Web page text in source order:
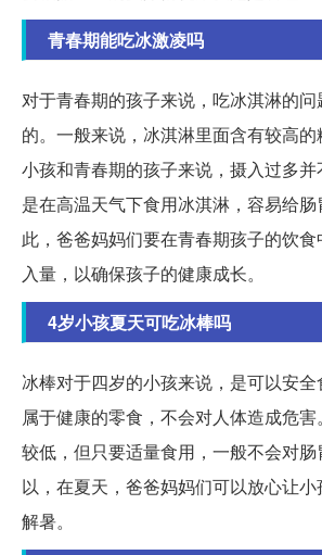
青春期能吃冰激凌吗
对于青春期的孩子来说，吃冰淇淋的
的。一般来说，冰淇淋里面含有较高
小孩和青春期的孩子来说，摄入过多
是在高温天气下食用冰淇淋，容易给
此，爸爸妈妈们要在青春期孩子的饮
入量，以确保孩子的健康成长。
4岁小孩夏天可吃冰棒吗
冰棒对于四岁的小孩来说，是可以安
属于健康的零食，不会对人体造成危
较低，但只要适量食用，一般不会对
以，在夏天，爸爸妈妈们可以放心让
解暑。